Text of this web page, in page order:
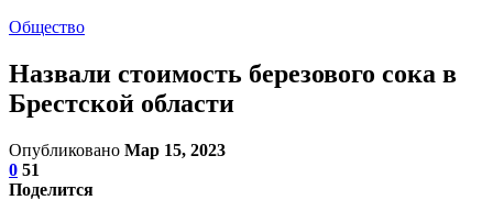
Общество
Назвали стоимость березового сока в
Брестской области
Опубликовано Мар 15, 2023
0 51
Поделится